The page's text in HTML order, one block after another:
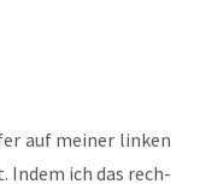
auf mei­ner lin­ken
Indem ich das rech­